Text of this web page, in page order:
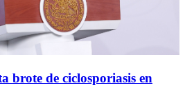
brote de ciclosporiasis en